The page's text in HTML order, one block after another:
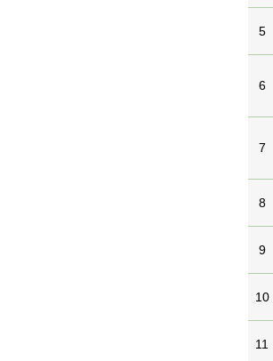
5
6
7
8
9
10
11